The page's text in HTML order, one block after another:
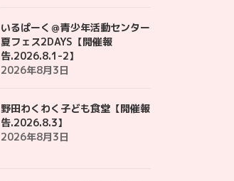
いるぱーく＠青少年活動センター
夏フェス2DAYS【開催報
告.2026.8.1-2】
2026年8月3日
野田わくわく子ども食堂【開催報
告.2026.8.3】
2026年8月3日